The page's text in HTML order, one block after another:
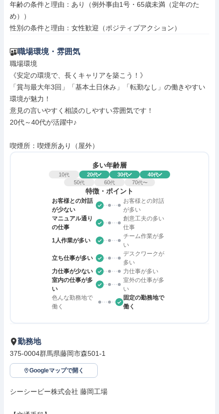
年齢の条件と理由：あり（例外事由1号・65歳未満（定年のた
め））
性別の条件と理由：女性歓迎（ポジティブアクション）
職場環境・雰囲気
職場環境
《安定の環境で、長くキャリアを築こう！》
「賞与最大年3回」「基本土日休み」「転勤なし」の働きやすい
環境が魅力！
意見の言いやすく相談のしやすい雰囲気です！
20代～40代が活躍中♪
喫煙所：喫煙所あり（屋外）
多い年齢層
10代 20代 30代 40代
50代 60代 70代〜
特徴・ポイント
お客様との対話
が少ない
お客様との対話
が多い
マニュアル通り
の仕事
創意工夫の多い
仕事
1人作業が多い
チーム作業が多
い
立ち仕事が多い
デスクワークが
多い
力仕事が少ない
力仕事が多い
室内の仕事が多
い
室外の仕事が多
い
色んな勤務地で
働く
固定の勤務地で
働く
勤務地
375-0004群馬県藤岡市森501-1
Googleマップで開く
シーシービー株式会社 藤岡工場